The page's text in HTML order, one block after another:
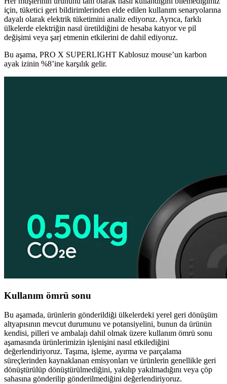
için, tüketici geri bildirimlerinden elde edilen kullanım senaryolarına
dayalı olarak elektrik tüketimini analiz ediyoruz. Ayrıca, farklı
ülkelerde elektriğin nasıl üretildiğini de hesaba katıyor ve pil
değişimi veya şarj etmenin etkilerini de dahil ediyoruz.
Bu aşama, PRO X SUPERLIGHT Kablosuz mouse’un karbon
ayak izinin %8’ine karşılık gelir.
Kullanım ömrü sonu
Bu aşamada, ürünlerin gönderildiği ülkelerdeki yerel geri dönüşüm
altyapısının mevcut durumunu ve potansiyelini, bunun da ürünün
kendisi, pilleri ve ambalajı dahil olmak üzere kullanım ömrü sonu
aşamasında ürünlerimizin işlenişini nasıl etkilediğini
değerlendiriyoruz. Taşıma, işleme, ayırma ve parçalama
süreçlerinden kaynaklanan emisyonları ve ürünlerin genellikle geri
dönüştürülüp dönüştürülmediğini, yakılıp yakılmadığını veya çöp
sahasına gönderilip gönderilmediğini değerlendiriyoruz.